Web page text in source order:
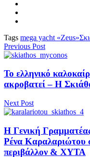
Tags mega yacht «Zeus»
Previous Post
Το ελληνικό
ακροβατεί – Η
Next Post
Η Γενική
Ρένα Καραλαριώτου
περιβάλλον & ΧΥΤΑ